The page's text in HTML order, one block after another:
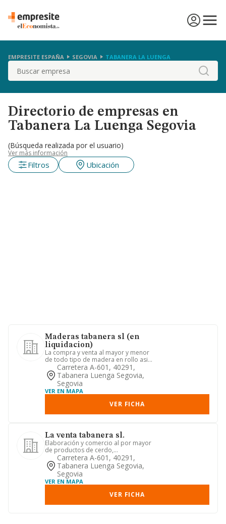
EMPRESITE ESPAÑA SEGOVIA TABANERA LA LUENGA
Buscar
Directorio de empresas en
Tabanera La Luenga Segovia
(Búsqueda realizada por el usuario)
Ver más información
Filtros Ubicación
Maderas tabanera sl (en
liquidacion)
La compra y venta al mayor y menor
de todo tipo de madera en rollo asi
como cualquier tipo de manuf...
Carretera A-601, 40291,
Tabanera Luenga Segovia,
Segovia
VER EN MAPA
VER FICHA
La venta tabanera sl.
Elaboración y comercio al por mayor
de productos de cerdo,
principalmente embutidos y jamones
Carretera A-601, 40291,
Tabanera Luenga Segovia,
Segovia
VER EN MAPA
VER FICHA